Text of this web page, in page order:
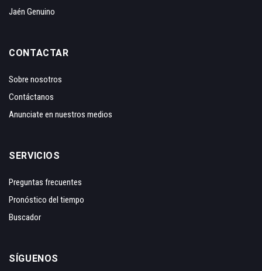
Jaén Genuino
CONTACTAR
Sobre nosotros
Contáctanos
Anunciate en nuestros medios
SERVICIOS
Preguntas frecuentes
Pronóstico del tiempo
Buscador
SÍGUENOS